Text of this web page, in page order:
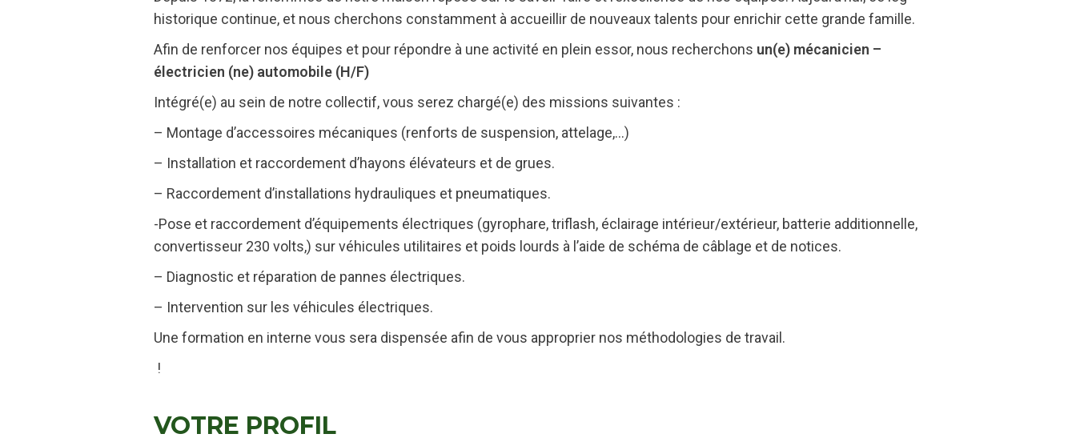
historique continue, et nous cherchons constamment à accueillir de nouveaux talents pour enrichir cette grande famille.
Afin de renforcer nos équipes et pour répondre à une activité en plein essor, nous recherchons un(e) mécanicien –
électricien (ne) automobile (H/F)
Intégré(e) au sein de notre collectif, vous serez chargé(e) des missions suivantes :
– Montage d’accessoires mécaniques (renforts de suspension, attelage,…)
– Installation et raccordement d’hayons élévateurs et de grues.
– Raccordement d’installations hydrauliques et pneumatiques.
-Pose et raccordement d’équipements électriques (gyrophare, triflash, éclairage intérieur/extérieur, batterie additionnelle,
convertisseur 230 volts,) sur véhicules utilitaires et poids lourds à l’aide de schéma de câblage et de notices.
– Diagnostic et réparation de pannes électriques.
– Intervention sur les véhicules électriques.
Une formation en interne vous sera dispensée afin de vous approprier nos méthodologies de travail.
!
VOTRE PROFIL